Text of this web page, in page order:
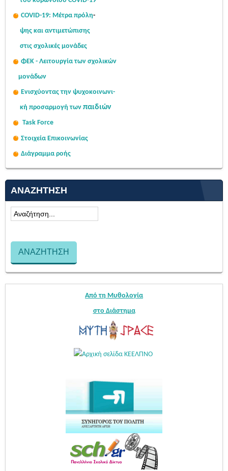
COVID-19: Μέτρα πρόλη-
ψης και αντιμετώπισης
στις σχολικές μονάδες
ΦΕΚ - Λειτουργία των σχολικών
μονάδων
Ενισχύοντας την ψυχοκοινωνι-
κή προσαρμογή των παιδιών
Task Force
Στοιχεία Επικοινωνίας
Διάγραμμα ροής
ΑΝΑΖΉΤΗΣΗ
Από τη Μυθολογία
στο Διάστημα